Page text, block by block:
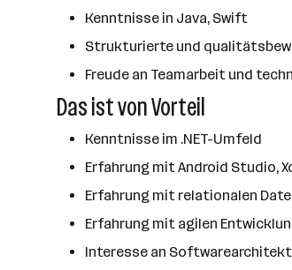
Kenntnisse in Java, Swift
Strukturierte und
Freude an Teamarbeit und
Das ist von Vorteil
Kenntnisse im .NET-Umfeld
Erfahrung mit Android Studio,
Erfahrung mit relationalen
Erfahrung mit agilen
Interesse an